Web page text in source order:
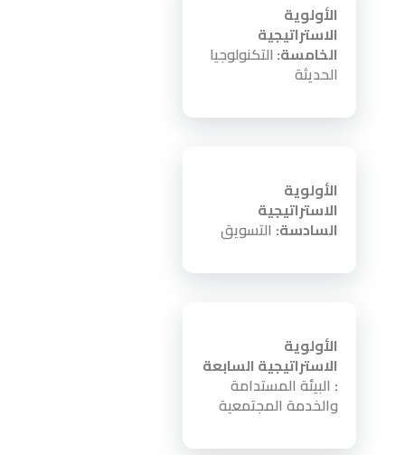
الأولوية
الاستراتيجية
الخامسة: التكنولوجيا
الحديثة
الأولوية
الاستراتيجية
السادسة: التسويق
الأولوية
الاستراتيجية السابعة
: البيئة المستدامة
والخدمة المجتمعية